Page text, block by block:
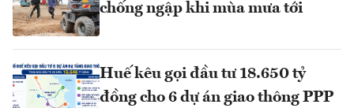
chống ngập khi mùa mưa tới
Huế kêu gọi đầu tư 18.650 tỷ
đồng cho 6 dự án giao thông PPP